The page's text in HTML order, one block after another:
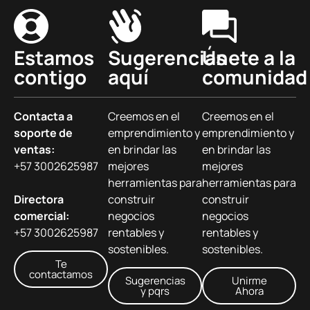
Estamos
contigo
Contacta a
soporte de
ventas:
+57 3002625987
Directora
comercial:
+57 3002625987
Te
contactamos
Sugerencias
aquí
Creemos en el
emprendimiento y
en brindar las
mejores
herramientas para
construir
negocios
rentables y
sostenibles.
Sugerencias
y pqrs
Únete a la
comunidad
Creemos en el
emprendimiento y
en brindar las
mejores
herramientas para
construir
negocios
rentables y
sostenibles.
Unirme
Ahora